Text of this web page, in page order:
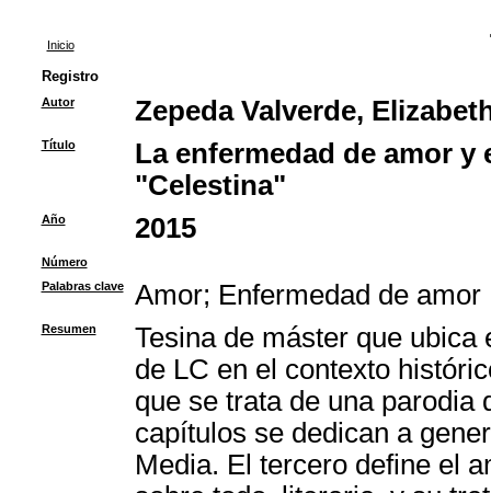
Inicio
Registro
Autor Zepeda Valverde,
Título
La enfermedad de amor y
"Celestina"
Año 2015
Número
Palabras clave
Amor; Enfermedad de amor
Resumen
Tesina de máster que
de LC en el contexto
que se trata de una parodia
capítulos se dedican a
Media. El tercero define el